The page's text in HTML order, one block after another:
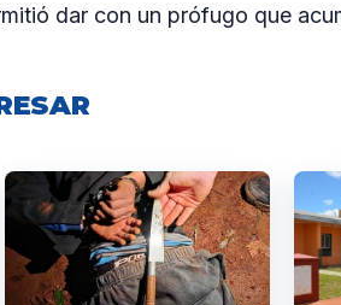
dar con un prófugo que